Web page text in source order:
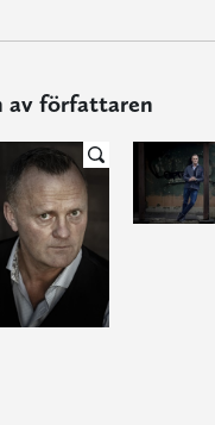
av författaren